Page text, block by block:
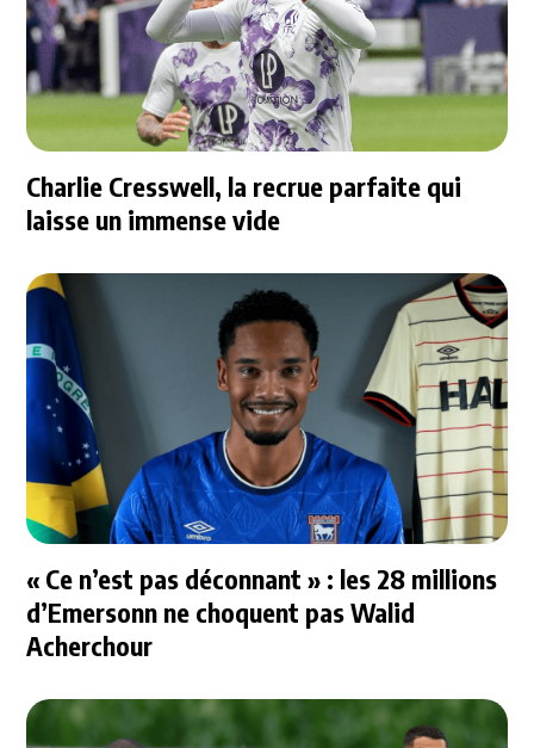
Charlie Cresswell, la recrue parfaite qui
laisse un immense vide
« Ce n’est pas déconnant » : les 28 millions
d’Emersonn ne choquent pas Walid
Acherchour